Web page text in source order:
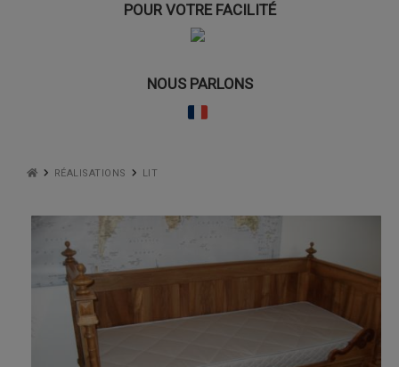
POUR VOTRE FACILITÉ
NOUS PARLONS
RÉALISATIONS LIT